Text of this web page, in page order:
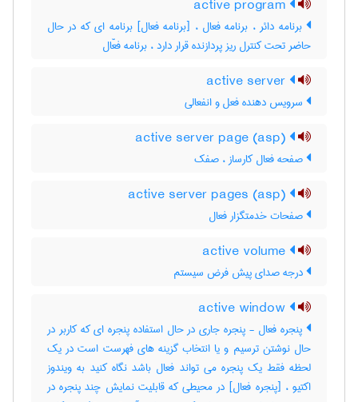
برنامه دائر ، برنامه فعال ، [برنامه فعال] برنامه ای که در حال
حاضر تحت کنترل ریز پردازنده قرار دارد ، برنامه فعّال
سرویس دهنده فعل و انفعالی
صفحه فعال کارساز ، صفک
صفحات خدمتگزار فعال
درجه صدای پیش فرض سیستم
پنجره فعال - پنجره جاری در حال استفاده پنجره ای که کاربر در
حال نوشتن ترسیم و یا انتخاب گزینه های فهرست است در یک
لحظه فقط یک پنجره می تواند فعال باشد نگاه کنید به ویندوز
اکتیو ، [پنجره فعال] در محیطی که قابلیت نمایش چند پنجره در